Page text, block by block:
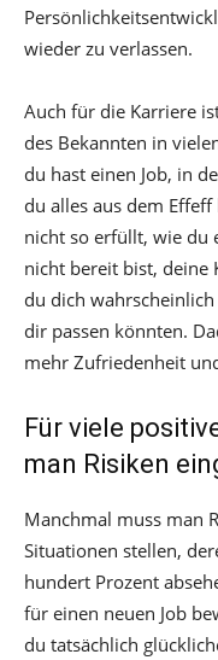
wieder zu verlassen.
Auch für die Karriere
des Bekannten in
du hast einen Job, in
du alles aus dem
nicht so erfüllt, wie du
nicht bereit bist, deine
du dich
dir passen könnten.
mehr Zufriedenheit
Für viele
man Risiken
Manchmal muss man
Situationen stellen,
hundert Prozent
für einen neuen Job
du tatsächlich